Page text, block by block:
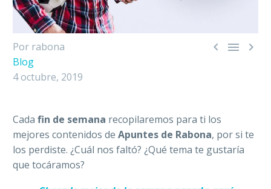
  
Por rabona
Blog
4 octubre, 2019
Cada fin de semana recopilaremos para ti los
mejores contenidos de Apuntes de Rabona, por si te
los perdiste. ¿Cuál nos faltó? ¿Qué tema te gustaría
que tocáramos?